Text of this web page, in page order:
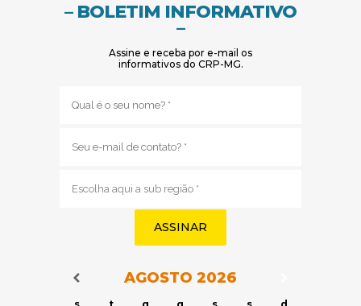
– BOLETIM INFORMATIVO
–
Assine e receba por e-mail os
informativos do CRP-MG.
mail
região
Navegação do Calendário
AGOSTO 2026